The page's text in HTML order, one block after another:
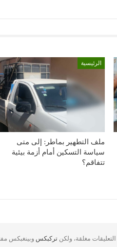
الرئيسية
ملف التطهير بماطر: إلى متى
سياسة التسكين أمام أزمة بيئية
تتفاقم؟
التعليقات مغلقة، ولكن تركبكس وبينغبكس